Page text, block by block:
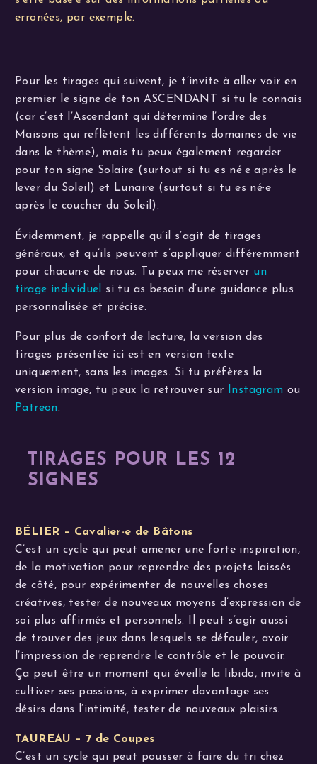
erronées, par exemple.
Pour les tirages qui suivent, je t’invite à aller voir en
premier le signe de ton ASCENDANT si tu le connais
(car c’est l’Ascendant qui détermine l’ordre des
Maisons qui reflètent les différents domaines de vie
dans le thème), mais tu peux également regarder
pour ton signe Solaire (surtout si tu es né·e après le
lever du Soleil) et Lunaire (surtout si tu es né·e
après le coucher du Soleil).
Évidemment, je rappelle qu’il s’agit de tirages
généraux, et qu’ils peuvent s’appliquer différemment
pour chacun·e de nous. Tu peux me réserver un
tirage individuel
si tu as besoin d’une guidance plus
personnalisée et précise.
Pour plus de confort de lecture, la version des
tirages présentée ici est en version texte
uniquement, sans les images. Si tu préfères la
version image, tu peux la retrouver sur
Instagram ou
Patreon.
TIRAGES POUR LES 12
SIGNES
BÉLIER – Cavalier·e de Bâtons
C’est un cycle qui peut amener une forte inspiration,
de la motivation pour reprendre des projets laissés
de côté, pour expérimenter de nouvelles choses
créatives, tester de nouveaux moyens d’expression de
soi plus affirmés et personnels. Il peut s’agir aussi
de trouver des jeux dans lesquels se défouler, avoir
l’impression de reprendre le contrôle et le pouvoir.
Ça peut être un moment qui éveille la libido, invite à
cultiver ses passions, à exprimer davantage ses
désirs dans l’intimité, tester de nouveaux plaisirs.
TAUREAU – 7 de Coupes
C’est un cycle qui peut pousser à faire du tri chez